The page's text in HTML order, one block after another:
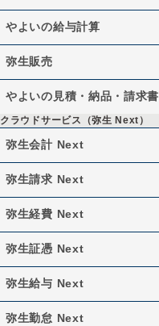
やよいの給与計算
弥生販売
やよいの見積・納品・請求書
クラウドサービス（弥生 Next）
弥生会計 Next
弥生請求 Next
弥生経費 Next
弥生証憑 Next
弥生給与 Next
弥生勤怠 Next